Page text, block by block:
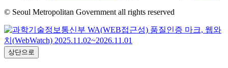
© Seoul Metropolitan Government all rights reserved
상단으로